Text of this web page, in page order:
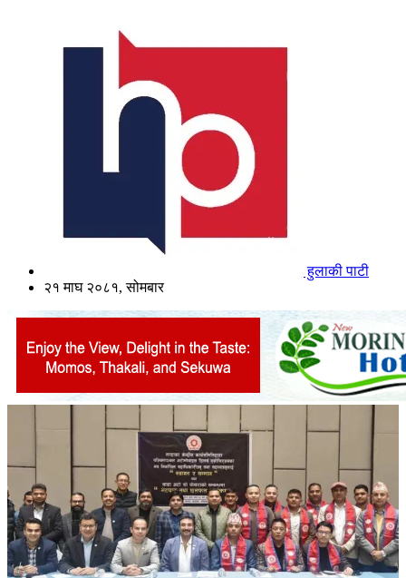
हुलाकी पाटी
२१ माघ २०८१, सोमबार